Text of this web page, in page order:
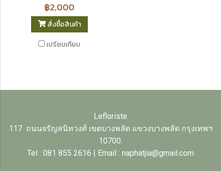
฿2,000
สั่งซื้อสินค้า
เปรียบเทียบ
Lefloriste
117 ถนนจรัญสนิทวงศ์ เขตบางพลัด แขวงบางพลัด กรุงเทพฯ
10700.
Tel : 081 855 2616 | Email : naphatjia@gmail.com